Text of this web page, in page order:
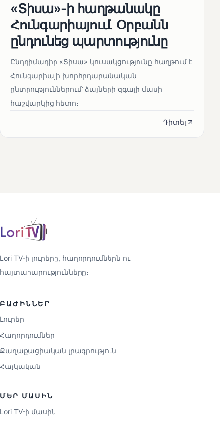
«Տիսա»-ի հաղթանակը
Հունգարիայում․ Օրբանն
ընդունեց պարտությունը
Ընդդիմադիր «Տիսա» կուսակցությունը հաղթում է
Հունգարիայի խորհրդարանական
ընտրություններում՝ ձայների զգալի մասի
հաշվարկից հետո։
Դիտել
Lori TV-ի լուրերը, հաղորդումներն ու
հայտարարությունները։
ԲԱԺԻՆՆԵՐ
Լուրեր
Հաղորդումներ
Քաղաքացիական լրագրություն
Հայկական
ՄԵՐ ՄԱՍԻՆ
Lori TV-ի մասին